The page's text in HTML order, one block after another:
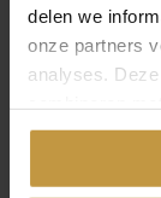
delen we
onze partners
analyses.
gedeeld of die